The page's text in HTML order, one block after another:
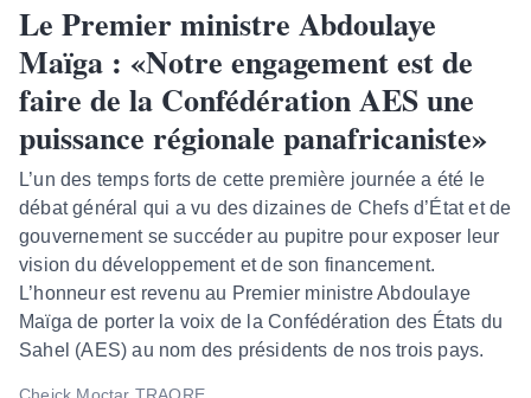
Le Premier ministre Abdoulaye
Maïga : «Notre engagement est de
faire de la Confédération AES une
puissance régionale panafricaniste»
L’un des temps forts de cette première journée a été le
débat général qui a vu des dizaines de Chefs d’État et de
gouvernement se succéder au pupitre pour exposer leur
vision du développement et de son financement.
L’honneur est revenu au Premier ministre Abdoulaye
Maïga de porter la voix de la Confédération des États du
Sahel (AES) au nom des présidents de nos trois pays.